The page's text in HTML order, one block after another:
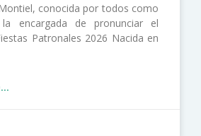
conocida por todos como
encargada de pronunciar el
Patronales 2026 Nacida en